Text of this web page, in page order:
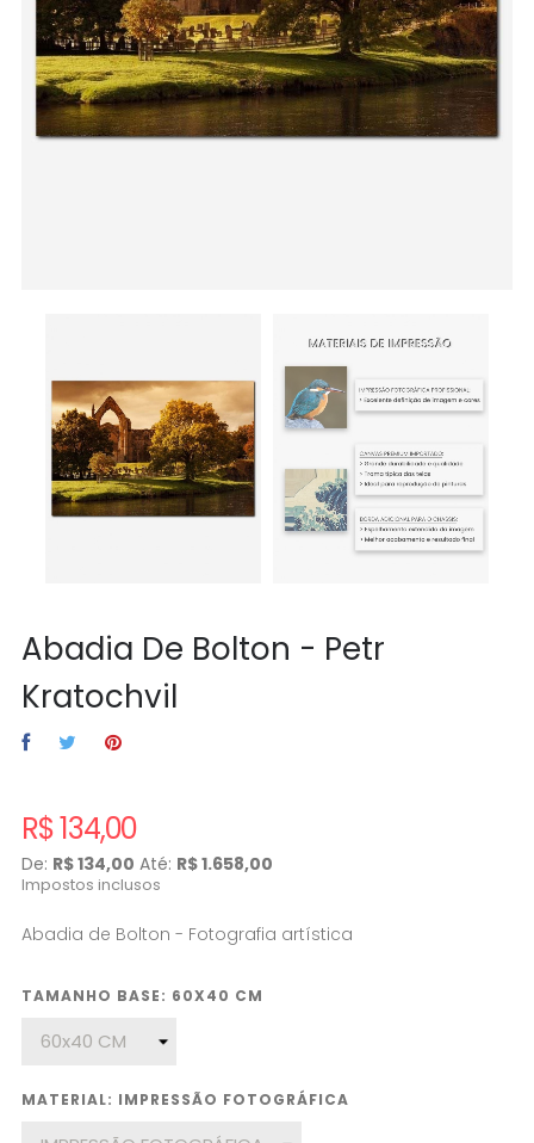
Abadia De Bolton - Petr
Kratochvil
R$ 134,00
De: R$ 134,00 Até: R$ 1.658,00
Impostos inclusos
Abadia de Bolton - Fotografia artística
TAMANHO BASE: 60X40 CM
MATERIAL: IMPRESSÃO FOTOGRÁFICA